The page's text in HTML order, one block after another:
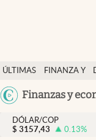
ÚLTIMAS
NOTICIAS
FINANZA Y
Finanzas y
Salud y nutrición
Vida espiritual
Actualidad
DÓLAR/COP
$ 3157,43 0.13%